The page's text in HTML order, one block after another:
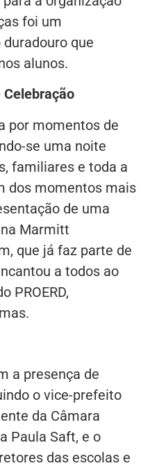
foi um
que
alunos.
Celebração
por momentos de
se uma noite
familiares e toda a
dos momentos mais
de uma
Marmitt
que já faz parte de
a todos ao
PROERD,
a presença de
o vice-prefeito
da Câmara
Paula Saft, e o
das escolas e